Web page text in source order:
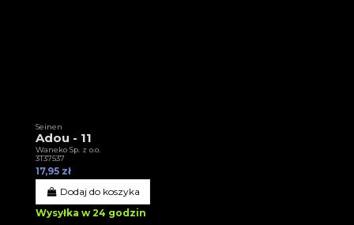
Seinen
Adou - 11
Waneko Sp. z o.o.
3T37537
17,95 zł
Dodaj do koszyka
Wysyłka w 24 godzin